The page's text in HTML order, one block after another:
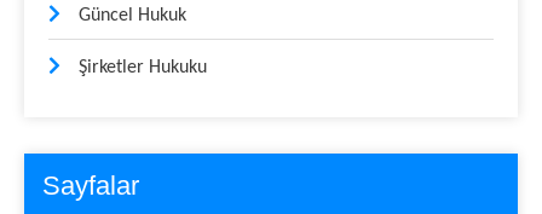
Güncel Hukuk
Şirketler Hukuku
Sayfalar